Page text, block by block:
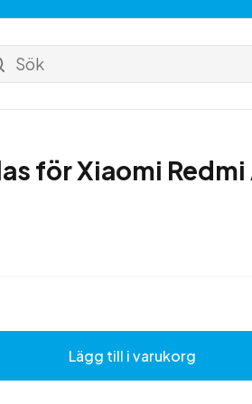
Sök
för Xiaomi Redmi
Lägg till i varukorg